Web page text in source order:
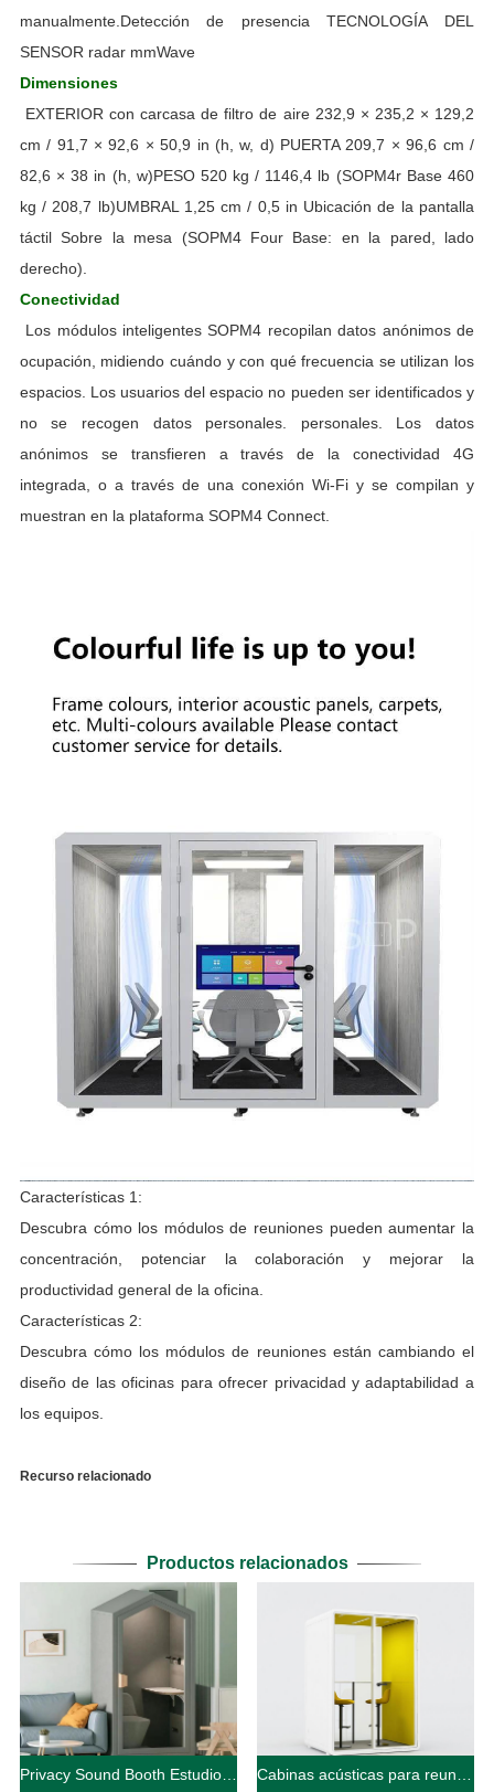
manualmente.Detección de presencia TECNOLOGÍA DEL
SENSOR radar mmWave
Dimensiones
EXTERIOR con carcasa de filtro de aire 232,9 × 235,2 × 129,2
cm / 91,7 × 92,6 × 50,9 in (h, w, d) PUERTA 209,7 × 96,6 cm /
82,6 × 38 in (h, w)PESO 520 kg / 1146,4 lb (SOPM4r Base 460
kg / 208,7 lb)UMBRAL 1,25 cm / 0,5 in Ubicación de la pantalla
táctil Sobre la mesa (SOPM4 Four Base: en la pared, lado
derecho).
Conectividad
Los módulos inteligentes SOPM4 recopilan datos anónimos de
ocupación, midiendo cuándo y con qué frecuencia se utilizan los
espacios. Los usuarios del espacio no pueden ser identificados y
no se recogen datos personales. personales. Los datos
anónimos se transfieren a través de la conectividad 4G
integrada, o a través de una conexión Wi-Fi y se compilan y
muestran en la plataforma SOPM4 Connect.
Características 1:
Descubra cómo los módulos de reuniones pueden aumentar la
concentración, potenciar la colaboración y mejorar la
productividad general de la oficina.
Características 2:
Descubra cómo los módulos de reuniones están cambiando el
diseño de las oficinas para ofrecer privacidad y adaptabilidad a
los equipos.
Recurso relacionado
Productos relacionados
Privacy Sound Booth Estudio Pod Para El Hogar Cabinas acústicas para reuniones con privacidad para 2 personas en oficinas